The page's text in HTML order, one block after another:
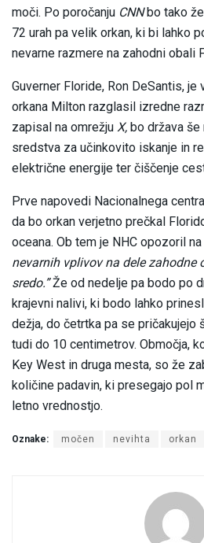
moči. Po poročanju CNNbo tako
72 urah pa velik orkan, ki bi lahko
nevarne razmere na zahodni obali
Guverner Floride, Ron DeSantis, je
orkana Milton razglasil izredne
zapisal na omrežju X, bo država še
sredstva za učinkovito iskanje in
električne energije ter čiščenje
Prve napovedi Nacionalnega
da bo orkan verjetno prečkal
oceana. Ob tem je NHC opozoril
nevarnih vplivov na dele zahodne
sredo.”Že od nedelje pa bodo po
krajevni nalivi, ki bodo lahko
dežja, do četrtka pa se pričakujejo
tudi do 10 centimetrov. Območja,
Key West in druga mesta, so že
količine padavin, ki presegajo pol
letno vrednostjo.
Oznake: močen nevihta orkan